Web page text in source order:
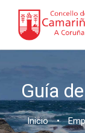
Guía
Inicio •